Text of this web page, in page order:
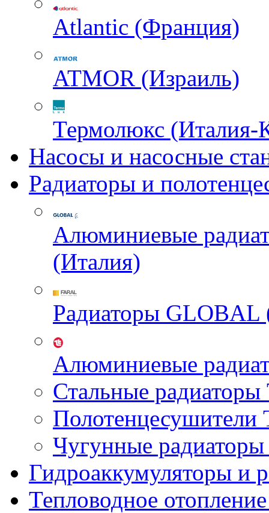
Atlantic (Франция)
ATMOR (Израиль)
Термолюкс (Италия-
Насосы и насосные
Радиаторы и
Алюминиевые
(Италия)
Радиаторы GLOBAL
Алюминиевые
Стальные
Чугунные
Гидроаккумуляторы и
Тепловодное